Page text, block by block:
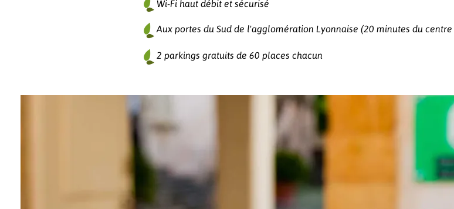
Wi-Fi haut débit et sécurisé
Aux portes du Sud de l'agglomération Lyonnaise (20 minutes du
2 parkings gratuits de 60 places chacun